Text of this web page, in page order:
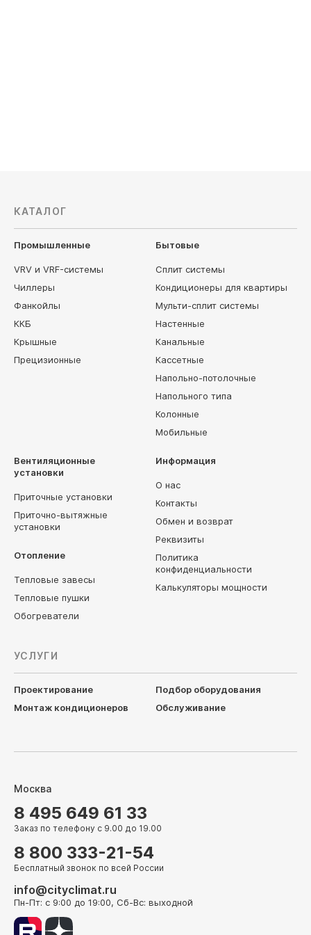
КАТАЛОГ
Промышленные
VRV и VRF-системы
Чиллеры
Фанкойлы
ККБ
Крышные
Прецизионные
Бытовые
Сплит системы
Кондиционеры для квартиры
Мульти-сплит системы
Настенные
Канальные
Кассетные
Напольно-потолочные
Напольного типа
Колонные
Мобильные
Вентиляционные
установки
Приточные установки
Приточно-вытяжные
установки
Отопление
Тепловые завесы
Тепловые пушки
Обогреватели
Информация
О нас
Контакты
Обмен и возврат
Реквизиты
Политика
конфиденциальности
Калькуляторы мощности
УСЛУГИ
Проектирование
Подбор оборудования
Монтаж кондиционеров
Обслуживание
Москва
8 495 649 61 33
Заказ по телефону с 9.00 до 19.00
8 800 333-21-54
Бесплатный звонок по всей России
info@cityclimat.ru
Пн-Пт: с 9:00 до 19:00, Сб-Вс: выходной